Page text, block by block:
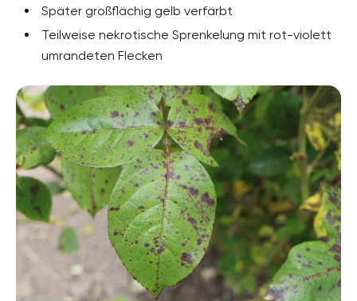
Später großflächig gelb verfärbt
Teilweise nekrotische Sprenkelung mit rot-violett
umrandeten Flecken